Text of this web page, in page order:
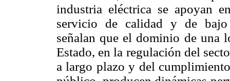
industria eléctrica se apoyan
servicio de calidad y de bajo
señalan que el dominio de una
Estado, en la regulación del
a largo plazo y del